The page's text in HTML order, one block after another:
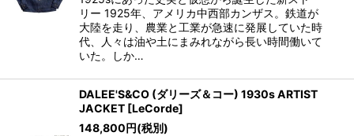
リー 1925年、アメリカ中西部カンザス。鉄道が
大陸を走り、農業と工業が急速に発展していた時
代、人々は油や土にまみれながら長い時間働いて
いた。しか…
DALEE'S&CO (ダリーズ＆コー) 1930s ARTIST
JACKET [LeCorde]
148,800円(税別)